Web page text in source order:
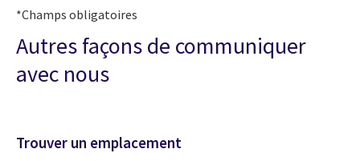
*Champs obligatoires
Autres façons de communiquer
avec nous
Trouver un emplacement